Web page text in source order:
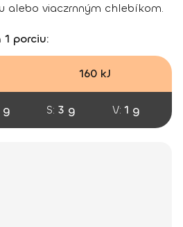
alebo viaczrnným chlebíkom.
porciu:
160 kJ
g S: 3 g V: 1 g